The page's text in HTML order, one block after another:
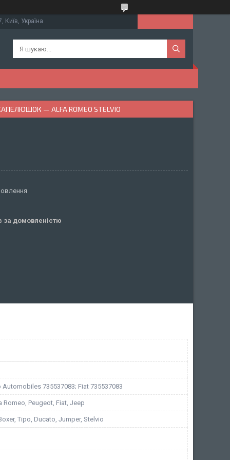
Київ, Україна
— ALFA ROMEO STELVIO
за домовленістю
735537083; Fiat 735537083
Romeo, Peugeot, Fiat, Jeep
Tipo, Ducato, Jumper, Stelvio